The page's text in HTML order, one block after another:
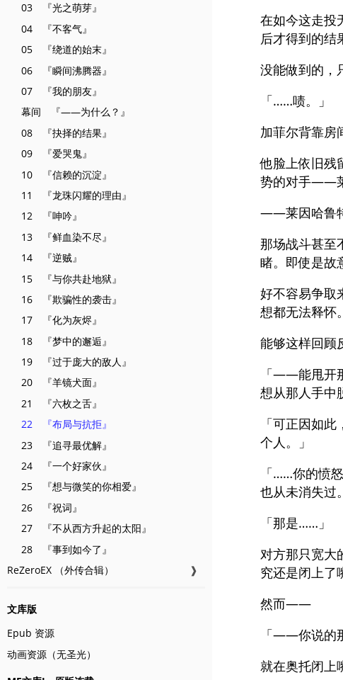
03 『光之萌芽』
04 『不客气』
05 『绕道的始末』
06 『瞬间沸腾器』
07 『我的朋友』
幕间 『——为什么？』
08 『抉择的结果』
09 『爱哭鬼』
10 『信赖的沉淀』
11 『龙珠闪耀的理由』
12 『呻吟』
13 『鲜血染不尽』
14 『逆贼』
15 『与你共赴地狱』
16 『欺骗性的袭击』
17 『化为灰烬』
18 『梦中的邂逅』
19 『过于庞大的敌人』
20 『羊镜犬面』
21 『六枚之舌』
22 『布局与抗拒』
23 『追寻最优解』
24 『一个好家伙』
25 『想与微笑的你相爱』
26 『祝词』
27 『不从西方升起的太阳』
28 『事到如今了』
ReZeroEX （外传合辑）
❱
文库版
Epub 资源
动画资源（无圣光）
在如今这走投
后才得到的结
没能做到的，
「……啧。」
加菲尔背靠房
他脸上依旧残
势的对手――
——莱因哈鲁
那场战斗甚至
睹。即使是故
好不容易争取
想都无法释怀。
能够这样回顾
「——能甩开
想从那人手中
「可正因如
个人。」
「……你的愤
也从未消失过
「那是……」
对方那只宽大
究还是闭上了
然而——
「——你说的
就在奥托闭上